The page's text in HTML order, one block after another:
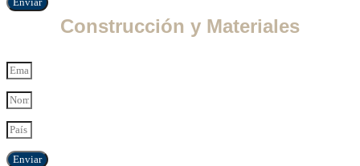
Construcción y Materiales
Enviar